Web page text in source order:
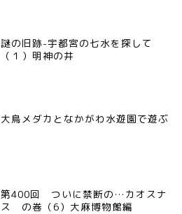
謎の旧跡-宇都宮の七水を探して
（１）明神の井
大鳥メダカとなかがわ水遊園で遊ぶ
第400回 ついに禁断の…カオスナ
ス の巻（6）大麻博物館編
宇都宮の震災後の様子